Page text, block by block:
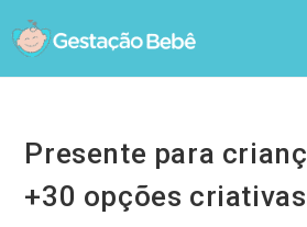
to
content
Presente para
+30 opções